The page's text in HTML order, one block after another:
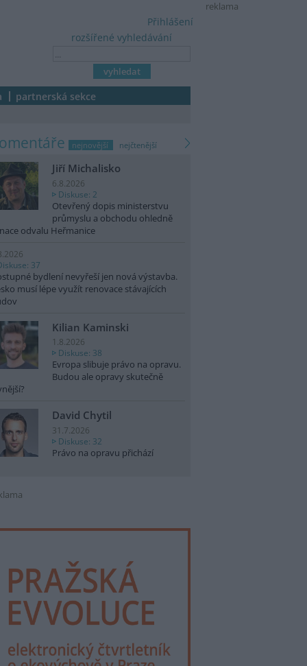
reklama
rozšířené vyhledávání
Přihlášení
partnerská sekce
nejnovější nejčtenější
Jiří Michalisko
6.8.2026
Diskuse: 2
Otevřený dopis ministerstvu
průmyslu a obchodu ohledně
odvalu Heřmanice
37
bydlení nevyřeší jen nová výstavba.
musí lépe využít renovace stávajících
Kilian Kaminski
1.8.2026
Diskuse: 38
Evropa slibuje právo na opravu.
Budou ale opravy skutečně
David Chytil
31.7.2026
Diskuse: 32
Právo na opravu přichází